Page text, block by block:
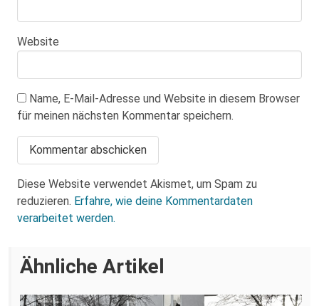
Website
Name, E-Mail-Adresse und Website in diesem Browser
für meinen nächsten Kommentar speichern.
Diese Website verwendet Akismet, um Spam zu
reduzieren. Erfahre, wie deine Kommentardaten
verarbeitet werden.
Ähnliche Artikel